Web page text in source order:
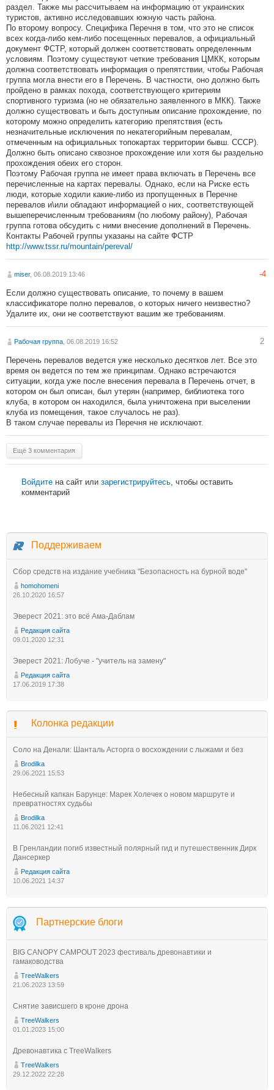
раздел. Также мы рассчитываем на информацию от украинских
туристов, активно исследовавших южную часть района.
По второму вопросу. Специфика Перечня в том, что это не список
всех когда-либо кем-либо посещенных перевалов, а официальный
документ ФСТР, который должен соответствовать определенным
условиям. Поэтому существуют четкие требования ЦМКК, которым
должна соответствовать информация о препятствии, чтобы Рабочая
группа могла внести его в Перечень. В частности, оно должно быть
пройдено в рамках похода, соответствующего критериям
спортивного туризма (но не обязательно заявленного в МКК). Также
должно существовать и быть доступным описание прохождение, по
которому можно определить категорию препятствия (есть
незначительные исключения по некатегорийным перевалам,
отмеченным на официальных топокартах территории бывш. СССР).
Должно быть описано сквозное прохождение или хотя бы раздельно
прохождения обеих его сторон.
Поэтому Рабочая группа не имеет права включать в Перечень все
перечисленные на картах перевалы. Однако, если на Риске есть
люди, которые ходили какие-либо из пропущенных в Перечне
перевалов и\или обладают информацией о них, соответствующей
вышеперечисленным требованиям (по любому району), Рабочая
группа готова обсудить с ними внесение дополнений в Перечень.
Контакты Рабочей группы указаны на сайте ФСТР
http://www.tssr.ru/mountain/pereval/
miser, 06.08.2019 13:46 -4
Если должно существовать описание, то почему в вашем
классификаторе полно перевалов, о которых ничего неизвестно?
Удалите их, они не соответствуют вашим же требованиям.
Рабочая группа , 06.08.2019 16:52 2
Перечень перевалов ведется уже несколько десятков лет. Все это
время он ведется по тем же принципам. Однако встречаются
ситуации, когда уже после внесения перевала в Перечень отчет, в
котором он был описан, был утерян (например, библиотека того
клуба, в котором он находился, была уничтожена при выселении
клуба из помещения, такое случалось не раз).
В таком случае перевалы из Перечня не исключают.
Ещё 3 комментария
Войдите на сайт или зарегистрируйтесь, чтобы оставить
комментарий
Поддерживаем
Сбор средств на издание учебника "Безопасность на бурной воде"
homohomeni
26.10.2020 16:57
Эверест 2021: это всё Ама-Даблам
Редакция сайта
09.01.2020 12:31
Эверест 2021: Лобуче - "учитель на замену"
Редакция сайта
17.06.2019 17:38
Колонка редакции
Соло на Денали: Шанталь Асторга о восхождении с лыжами и без
Brodilka
29.06.2021 15:53
Небесный капкан Барунце: Марек Холечек о новом маршруте и
превратностях судьбы
Brodilka
11.06.2021 12:41
В Гренландии погиб известный полярный гид и путешественник Дирк
Дансеркер
Редакция сайта
10.06.2021 14:37
Партнерские блоги
BIG CANOPY CAMPOUT 2023 фестиваль древонавтики и
гамаководства
TreeWalkers
21.06.2023 13:59
Снятие зависшего в кроне дрона
TreeWalkers
01.01.2023 15:00
Древонавтика с TreeWalkers
TreeWalkers
29.12.2022 22:28